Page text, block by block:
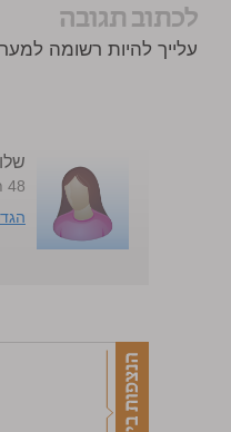
לכתוב תגובה
עלייך להיות רשומה
48 תגובות. 0 כתבות.